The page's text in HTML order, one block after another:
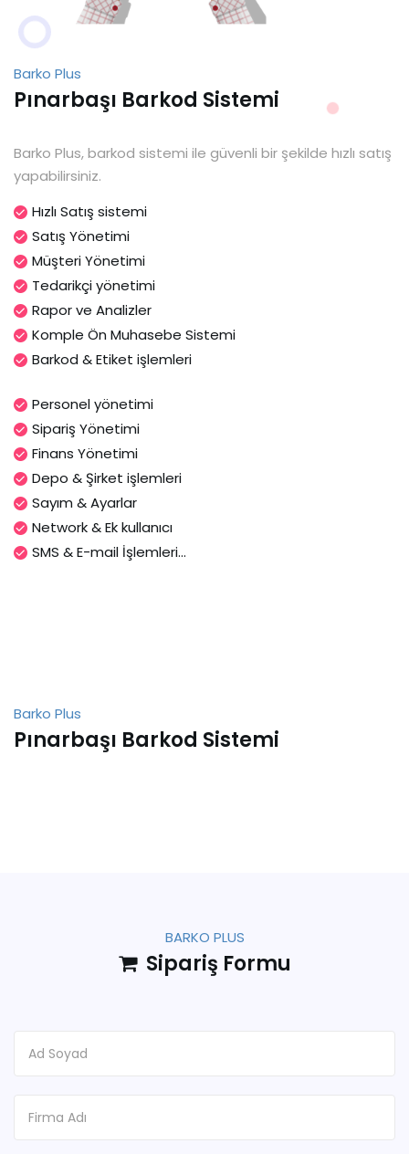
Barko Plus
Pınarbaşı Barkod Sistemi
Barko Plus, barkod sistemi ile güvenli bir şekilde hızlı satış
yapabilirsiniz.
Hızlı Satış sistemi
Satış Yönetimi
Müşteri Yönetimi
Tedarikçi yönetimi
Rapor ve Analizler
Komple Ön Muhasebe Sistemi
Barkod & Etiket işlemleri
Personel yönetimi
Sipariş Yönetimi
Finans Yönetimi
Depo & Şirket işlemleri
Sayım & Ayarlar
Network & Ek kullanıcı
SMS & E-mail İşlemleri...
Barko Plus
Pınarbaşı Barkod Sistemi
BARKO PLUS
Sipariş Formu